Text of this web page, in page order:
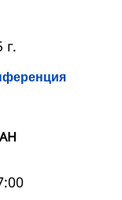
г.